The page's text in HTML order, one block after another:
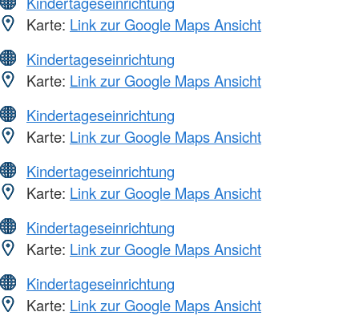
Karte: Link zur Google Maps Ansicht
Kindertageseinrichtung
Karte: Link zur Google Maps Ansicht
Kindertageseinrichtung
Karte: Link zur Google Maps Ansicht
Kindertageseinrichtung
Karte: Link zur Google Maps Ansicht
Kindertageseinrichtung
Karte: Link zur Google Maps Ansicht
Kindertageseinrichtung
Karte: Link zur Google Maps Ansicht